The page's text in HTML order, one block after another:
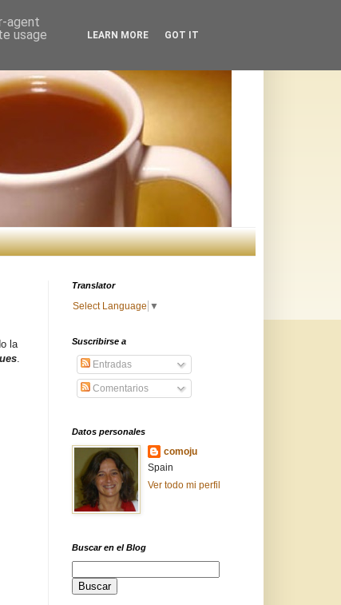
la
Translator
Select Language ▼
Suscribirse a
Entradas
Comentarios
Datos personales
comoju
Spain
Ver todo mi perfil
Buscar en el Blog
agent
usage
LEARN MORE GOT IT